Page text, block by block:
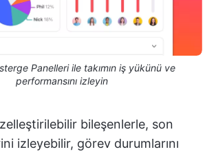
Panelleri ile takımın iş yükünü ve
performansını izleyin
bileşenlerle, son
izleyebilir, görev durumlarını